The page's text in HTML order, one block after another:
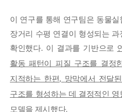
이 연구를 통해 연구팀은 동물
장거리 수평 연결이 형성되는 과
확인했다. 이 결과를 기반으로
활동 패턴이 피질 구조를 결정
지적하는 한편, 망막에서 전달
구조를 형성하는 데 결정적인
모델을 제시했다.